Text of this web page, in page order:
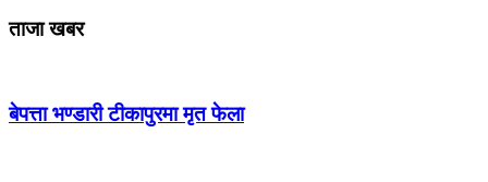
ताजा खबर
बेपत्ता भण्डारी टीकापुरमा मृत फेला